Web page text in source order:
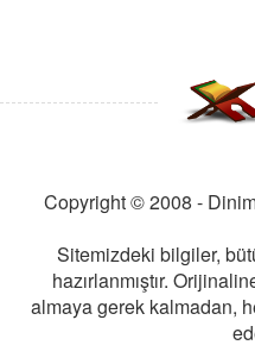
Copyright © 2008 -
Sitemizdeki bilgiler,
hazırlanmıştır.
almaya gerek kalmadan,